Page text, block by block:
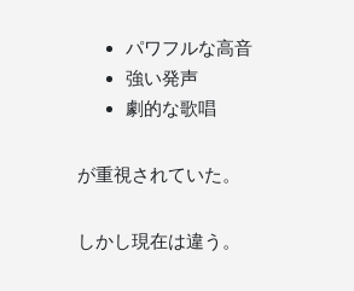
パワフルな高音
強い発声
劇的な歌唱
が重視されていた。
しかし現在は違う。